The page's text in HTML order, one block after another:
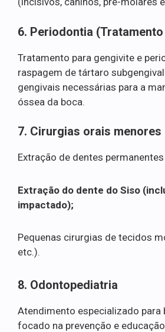
6. Periodontia
Tratamento para gengivite e
raspagem de tártaro
gengivais necessárias para a
óssea da boca.
7. Cirurgias orais menores
Extração de dentes
Extração do dente do Siso
impactado);
Pequenas cirurgias de tecidos
etc.).
8. Odontopediatria
Atendimento especializado para
focado na prevenção e